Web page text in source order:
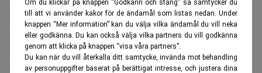
Om du klickar på knappen “Godkänn och stäng” så samtycker du
till att vi använder kakor för de ändamål som listas nedan. Under
knappen “Mer information” kan du välja vilka ändamål du vill neka
eller godkänna. Du kan också välja vilka partners du vill godkänna
genom att klicka på knappen “visa våra partners”.
Du kan när du vill återkalla ditt samtycke, invända mot behandling
av personuppgifter baserat på berättigat intresse, och justera dina
Han berättar hur han i juni 2006 förberedde Stronghold
genom att bygga upp ”en fantastisk styrelse”. Men
processen skulle ske snabbt eftersom börsreglerna säger
att sittande styrelse ska haft sina positioner i sex månader